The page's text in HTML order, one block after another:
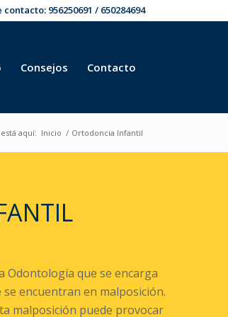
contacto: 956250691 / 650284694
Consejos Contacto
aquí: Inicio / Ortodoncia Infantil
Odontología que se encarga
encuentran en malposición.
malposición puede provocar